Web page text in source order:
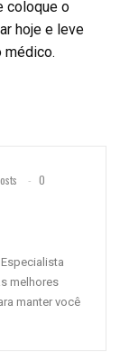
coloque o
hoje e leve
médico.
0
melhores
manter você